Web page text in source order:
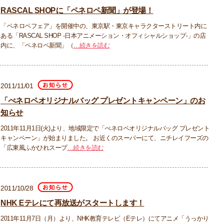
RASCAL SHOPに「ペネロペ新聞」が登場！
「ペネロペフェア」を開催中の、東京駅・東京キャラクターストリート内に
ある「RASCAL SHOP -日本アニメーション・オフィシャルショップ-」の店
内に、「ペネロペ新聞」（…続きを読む
2011/11/01
「ぺネロペオリジナルバッグ プレゼントキャンペーン」のお
知らせ
2011年11月1日(火)より、地域限定で「ぺネロペオリジナルバッグ プレゼント
キャンペーン」が始まりました。 お近くのスーパーにて、ニチレイフーズの
「広東風ふかひれスープ…続きを読む
2011/10/28
NHK Eテレにて再放送がスタートします！
2011年11月7日（月）より、NHK教育テレビ（Eテレ）にてアニメ「うっかり